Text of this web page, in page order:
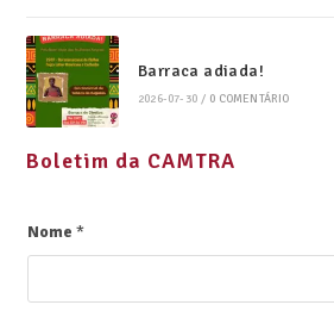
Barraca adiada!
2026-07-30 / 0 COMENTÁRIO
Boletim da CAMTRA
Nome*